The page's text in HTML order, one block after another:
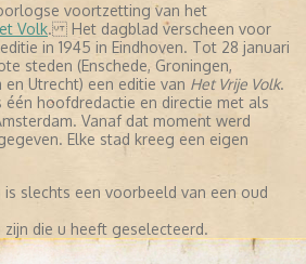
voortzetting van het
Volk. Het dagblad verscheen voor
in 1945 in Eindhoven. Tot 28 januari
steden (Enschede, Groningen,
Utrecht) een editie van Het Vrije Volk.
hoofdredactie en directie met als
Vanaf dat moment werd
Elke stad kreeg een eigen
slechts een voorbeeld van een oud
die u heeft geselecteerd.